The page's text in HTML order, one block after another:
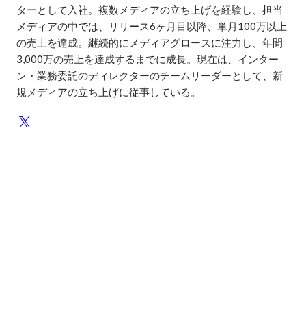
ターとして入社。複数メディアの立ち上げを経験し、担当
メディアの中では、リリース6ヶ月目以降、単月100万以上
の売上を達成。継続的にメディアグロースに注力し、年間
3,000万の売上を達成するまでに成長。現在は、インター
ン・業務委託のディレクターのチームリーダーとして、新
規メディアの立ち上げに従事している。